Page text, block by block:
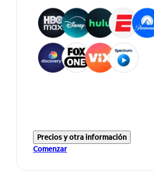
Precios y otra información
Comenzar